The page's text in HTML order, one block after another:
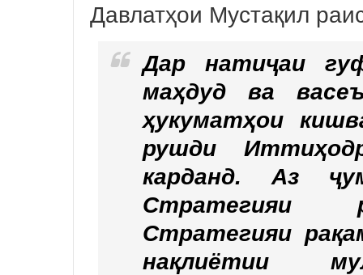
Давлатҳои Мустақил
Дар натиҷаи
маҳдуд ва
ҳукуматҳои
рушди
карданд. Аз
Стратегияи
Стратегияи
нақлиётии